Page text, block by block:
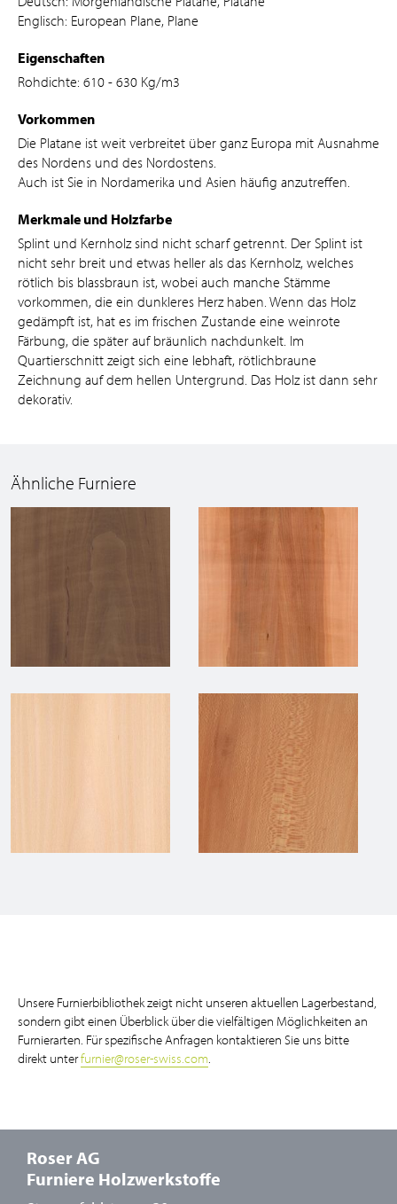
Englisch: European Plane, Plane
Eigenschaften
Rohdichte: 610 - 630 Kg/m3
Vorkommen
Die Platane ist weit verbreitet über ganz Europa mit Ausnahme
des Nordens und des Nordostens.
Auch ist Sie in Nordamerika und Asien häufig anzutreffen.
Merkmale und Holzfarbe
Splint und Kernholz sind nicht scharf getrennt. Der Splint ist
nicht sehr breit und etwas heller als das Kernholz, welches
rötlich bis blassbraun ist, wobei auch manche Stämme
vorkommen, die ein dunkleres Herz haben. Wenn das Holz
gedämpft ist, hat es im frischen Zustande eine weinrote
Färbung, die später auf bräunlich nachdunkelt. Im
Quartierschnitt zeigt sich eine lebhaft, rötlichbraune
Zeichnung auf dem hellen Untergrund. Das Holz ist dann sehr
dekorativ.
Ähnliche Furniere
Unsere Furnierbibliothek zeigt nicht unseren aktuellen Lagerbestand,
sondern gibt einen Überblick über die vielfältigen Möglichkeiten an
Furnierarten. Für spezifische Anfragen kontaktieren Sie uns bitte
direkt unterfurnier@roser-swiss.com.
Roser AG
Furniere Holzwerkstoffe